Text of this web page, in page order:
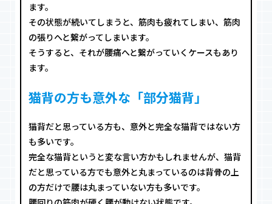
ます。
その状態が続いてしまうと、筋肉も疲れてしまい、筋肉
の張りへと繋がってしまいます。
そうすると、それが腰痛へと繋がっていくケースもあり
ます。
猫背の方も意外な「部分猫背」
猫背だと思っている方も、意外と完全な猫背ではない方
も多いです。
完全な猫背というと変な言い方かもしれませんが、猫背
だと思っている方でも意外と丸まっているのは背骨の上
の方だけで腰は丸まっていない方も多いです。